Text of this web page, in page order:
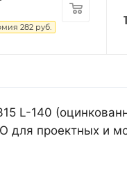
282 руб.
L-140
для проектных и